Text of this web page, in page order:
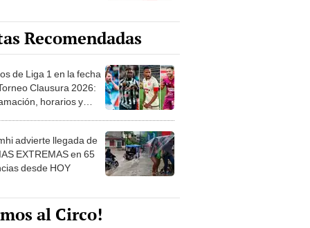
Recomendadas
de Liga 1 en la fecha
Clausura 2026:
horarios y
advierte llegada de
EXTREMAS en 65
desde HOY
al Circo!